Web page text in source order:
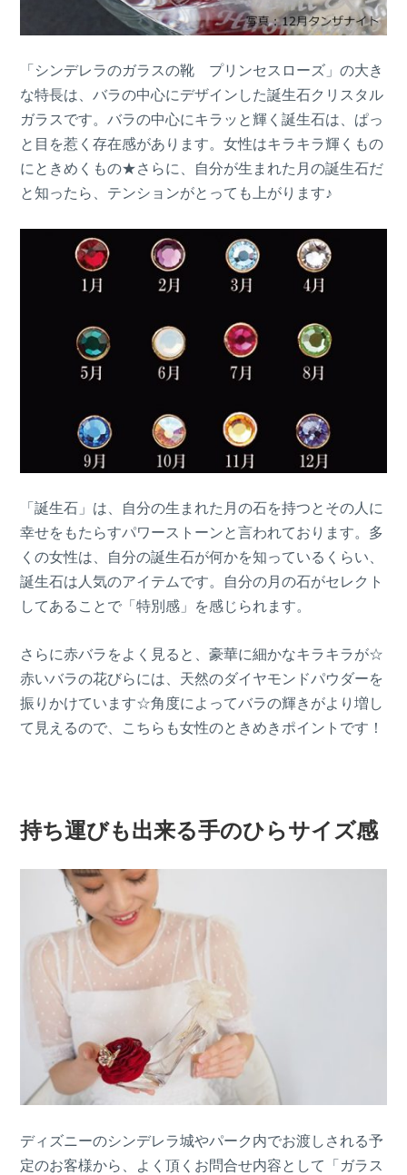
「シンデレラのガラスの靴 プリンセスローズ」の大き
な特長は、バラの中心にデザインした誕生石クリスタル
ガラスです。バラの中心にキラッと輝く誕生石は、ぱっ
と目を惹く存在感があります。女性はキラキラ輝くもの
にときめくもの★さらに、自分が生まれた月の誕生石だ
と知ったら、テンションがとっても上がります♪
「誕生石」は、自分の生まれた月の石を持つとその人に
幸せをもたらすパワーストーンと言われております。多
くの女性は、自分の誕生石が何かを知っているくらい、
誕生石は人気のアイテムです。自分の月の石がセレクト
してあることで「特別感」を感じられます。
さらに赤バラをよく見ると、豪華に細かなキラキラが☆
赤いバラの花びらには、天然のダイヤモンドパウダーを
振りかけています☆角度によってバラの輝きがより増し
て見えるので、こちらも女性のときめきポイントです！
持ち運びも出来る手のひらサイズ感
ディズニーのシンデレラ城やパーク内でお渡しされる予
定のお客様から、よく頂くお問合せ内容として「ガラス